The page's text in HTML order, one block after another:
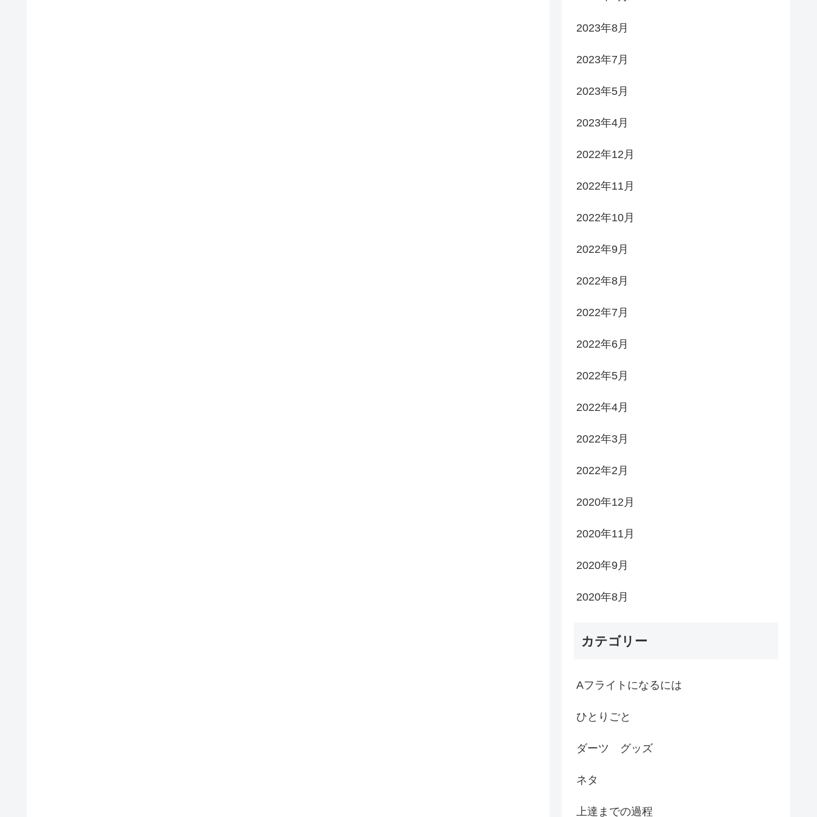
2023年8月
2023年7月
2023年5月
2023年4月
2022年12月
2022年11月
2022年10月
2022年9月
2022年8月
2022年7月
2022年6月
2022年5月
2022年4月
2022年3月
2022年2月
2020年12月
2020年11月
2020年9月
2020年8月
カテゴリー
Aフライトになるには
ひとりごと
ダーツ グッズ
ネタ
上達までの過程